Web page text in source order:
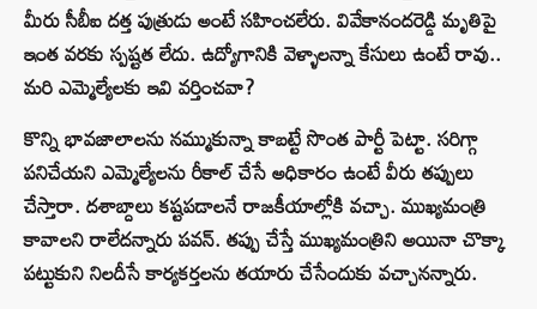
మీరు సీబీఐ దత్త పుత్రుడు అంటే సహించలేరు. వివేకానందరెడ్డి మృతిపై
ఇంత వరకు స్పష్టత లేదు. ఉద్యోగానికి వెళ్ళాలన్నా కేసులు ఉంటే రావు..
మరి ఎమ్మెల్యేలకు ఇవి వర్తించవా?
కొన్ని భావజాలాలను నమ్ముకున్నా కాబట్టే సొంత పార్టీ పెట్టా. సరిగ్గా
పనిచేయని ఎమ్మెల్యేలను రీకాల్ చేసే అధికారం ఉంటే వీరు తప్పులు
చేస్తారా. దశాబ్దాలు కష్టపడాలనే రాజకీయాల్లోకి వచ్చా. ముఖ్యమంత్రి
కావాలని రాలేదన్నారు పవన్. తప్పు చేస్తే ముఖ్యమంత్రిని అయినా చొక్కా
పట్టుకుని నిలదీసే కార్యకర్తలను తయారు చేసేందుకు వచ్చానన్నారు.